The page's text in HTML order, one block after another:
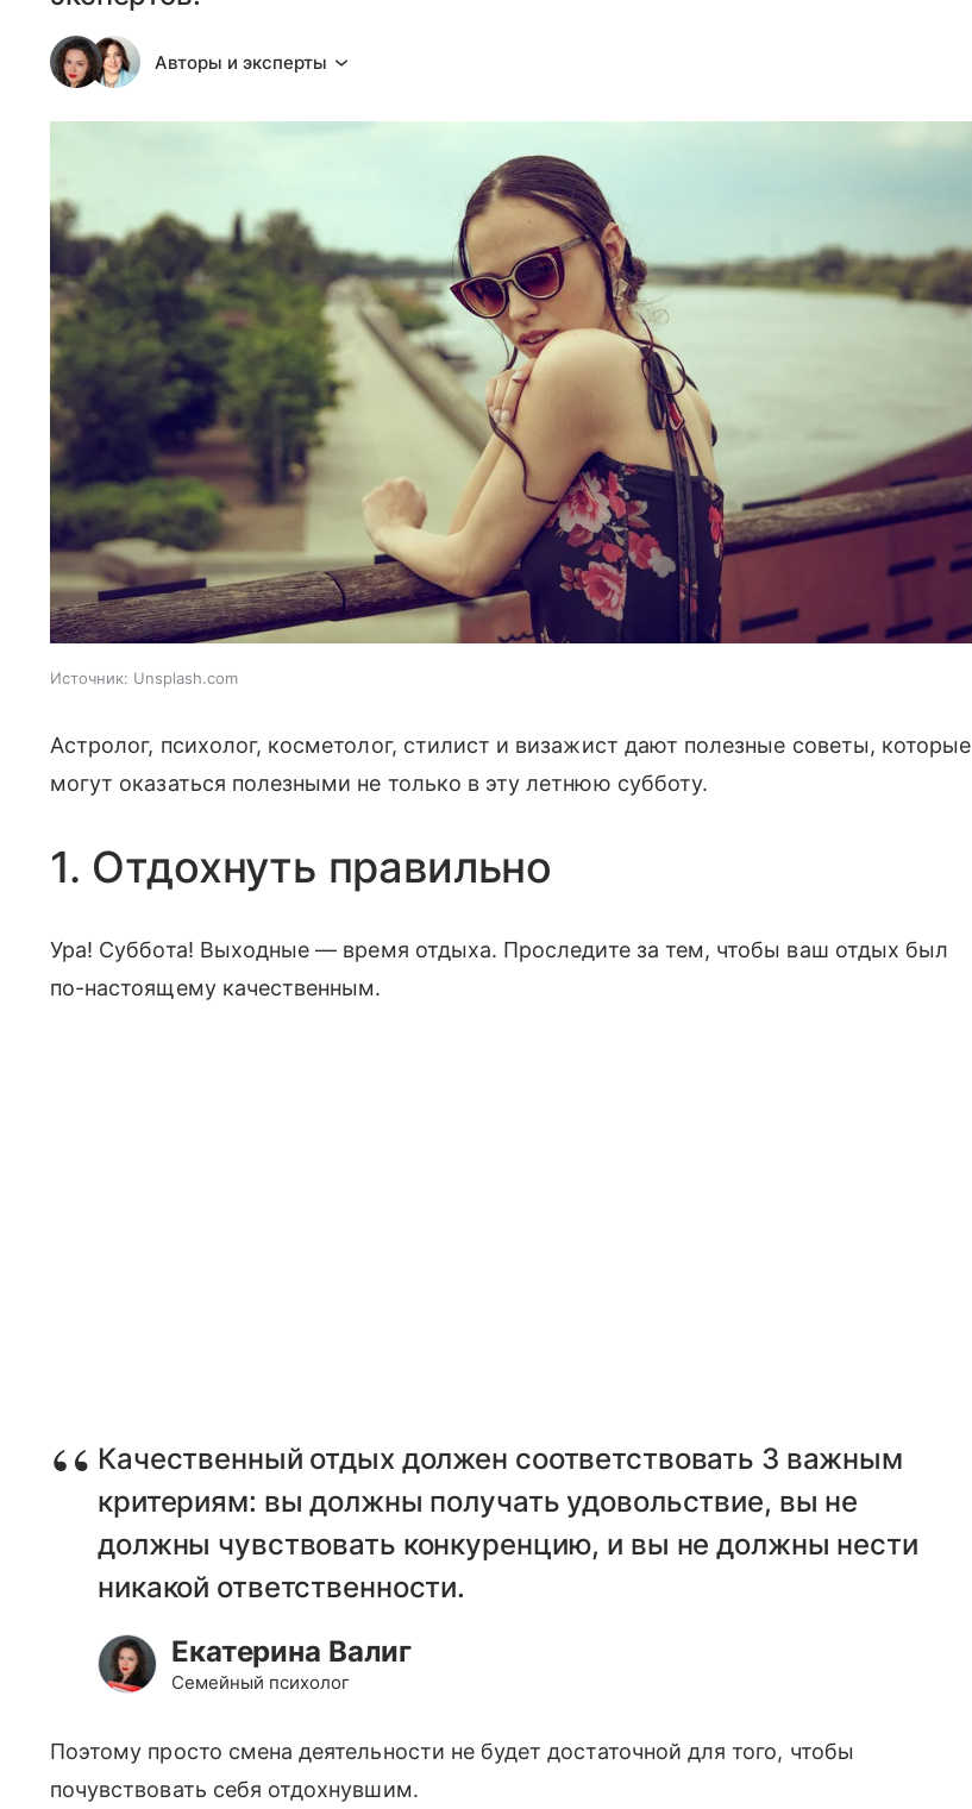
Авторы и эксперты
Источник: Unsplash.com
Астролог, психолог, косметолог, стилист и визажист дают полезные советы, которые
могут оказаться полезными не только в эту летнюю субботу.
1. Отдохнуть правильно
Ура! Суббота! Выходные — время отдыха. Проследите за тем, чтобы ваш отдых был
по-настоящему качественным.
Качественный отдых должен соответствовать 3 важным
критериям: вы должны получать удовольствие, вы не
должны чувствовать конкуренцию, и вы не должны нести
никакой ответственности.
Екатерина Валиг
Семейный психолог
Поэтому просто смена деятельности не будет достаточной для того, чтобы
почувствовать себя отдохнувшим.